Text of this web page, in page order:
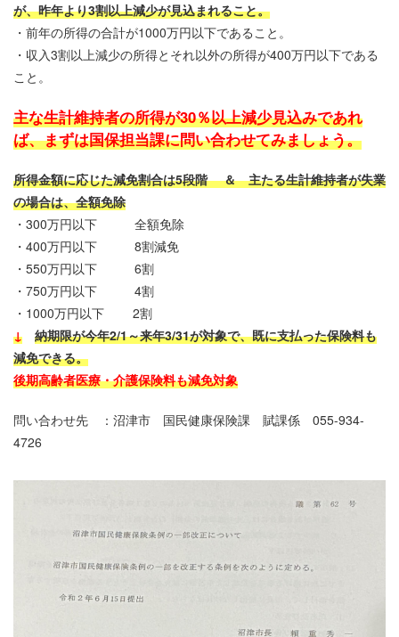
が、昨年より3割以上減少が見込まれること。
・前年の所得の合計が1000万円以下であること。
・収入3割以上減少の所得とそれ以外の所得が400万円以下である
こと。
主な生計維持者の所得が30％以上減少見込みであれ
ば、まずは国保担当課に問い合わせてみましょう。
所得金額に応じた減免割合は5段階 ＆ 主たる生計維持者が失業
の場合は、全額免除
・300万円以下 全額免除
・400万円以下 8割減免
・550万円以下 6割
・750万円以下 4割
・1000万円以下 2割
↓
納期限が今年2/1～来年3/31が対象で、既に支払った保険料も
減免できる。
後期高齢者医療・介護保険料も減免対象
問い合わせ先 ：沼津市 国民健康保険課 賦課係 055-934-
4726